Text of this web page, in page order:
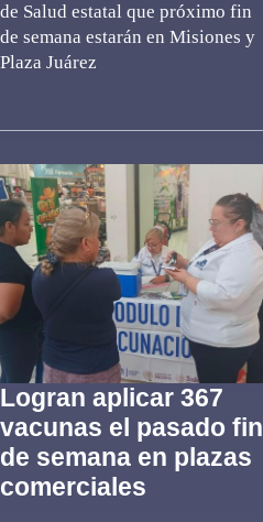
de Salud estatal que próximo fin
de semana estarán en Misiones y
Plaza Juárez
Logran aplicar 367
vacunas el pasado fin
de semana en plazas
comerciales